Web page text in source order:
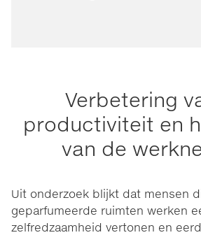
Verbetering
productiviteit en
van de
Uit onderzoek blijkt dat mensen
geparfumeerde ruimten werken
zelfredzaamheid vertonen en